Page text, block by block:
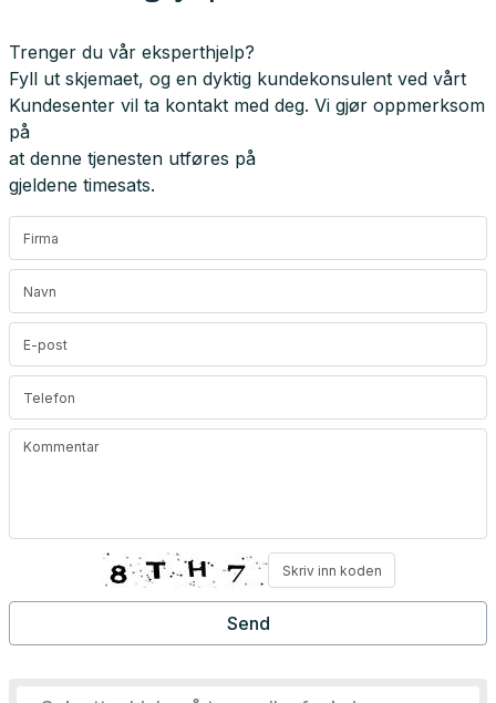
Trenger du vår eksperthjelp?
Fyll ut skjemaet, og en dyktig kundekonsulent ved vårt
Kundesenter vil ta kontakt med deg. Vi gjør oppmerksom
på
at denne tjenesten utføres på
gjeldene timesats.